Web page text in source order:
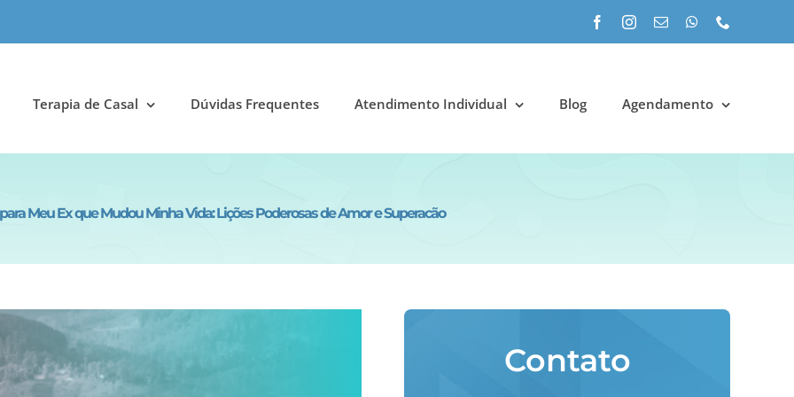
FacebookInstagram
E-
WhatsApp
Terapia de Casal Dúvidas Frequentes Atendimento Individual Blog Agendamento
Meu Ex que Mudou Minha Vida: Lições Poderosas de Amor e Superacão
Contato